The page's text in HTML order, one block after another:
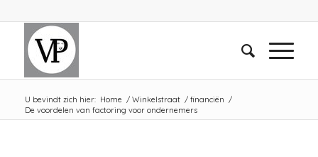
U bevindt zich hier: Home / Winkelstraat / financiën /
De voordelen van factoring voor ondernemers